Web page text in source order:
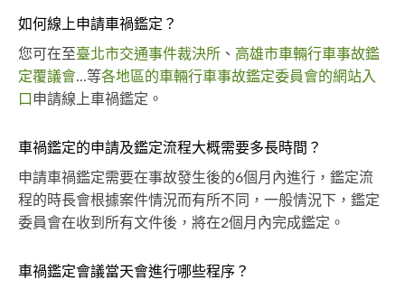
如何線上申請車禍鑑定？
您可在至臺北市交通事件裁決所 、 高雄市車輛行車事故鑑
定覆議會...等各地區的車輛行車事故鑑定委員會的網站入
口 申請線上車禍鑑定。
車禍鑑定的申請及鑑定流程大概需要多長時間？
申請車禍鑑定需要在事故發生後的6個月內進行，鑑定流
程的時長會根據案件情況而有所不同，一般情況下，鑑定
委員會在收到所有文件後，將在2個月內完成鑑定。
車禍鑑定會議當天會進行哪些程序？